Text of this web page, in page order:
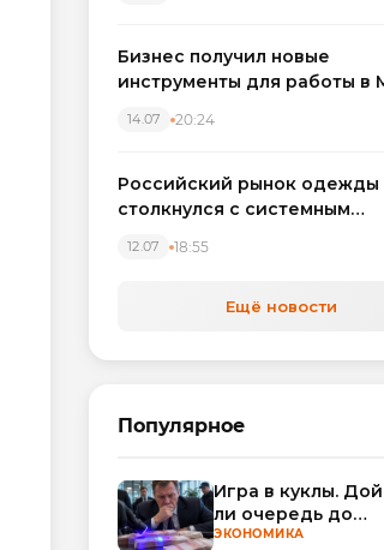
Бизнес получил новые
инструменты для работы в
автоматизируют обработку
14.07 20:24
Российский рынок одежды
столкнулся с системным
12.07 18:55
Ещё новости
Популярное
Игра в куклы.
ли очередь до
Миллера?
ЭКОНОМИКА